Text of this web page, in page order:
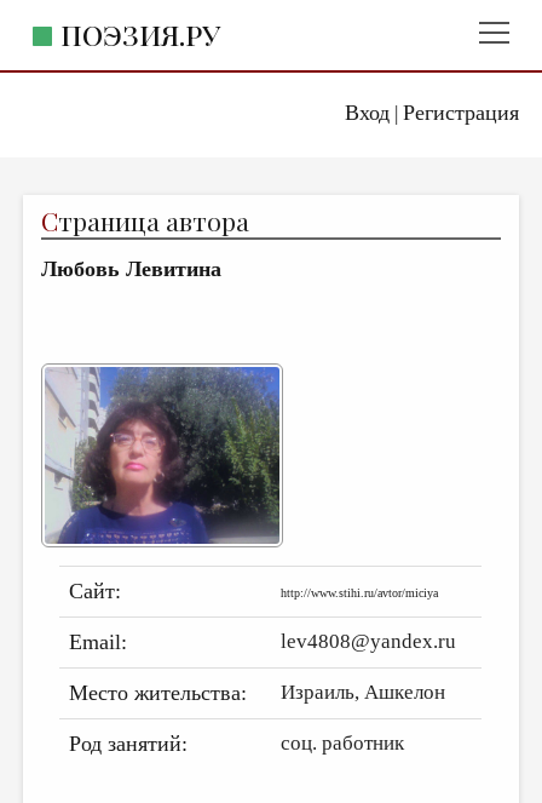
Вход| Регистрация
ПОЭЗИЯ.РУ
ЖАНРЫ
АВТОРЫ
ЛИТСАЛОН
НОВОСТИ
ПРАВИЛА САЙТА
ОТДЕЛЫ И РУБРИКИ
ИЗБРАННОЕ
ДАЙДЖЕСТ
ПРОИЗВЕДЕНИЯ
ПЕРЕВОДЫ
КОНКУРСЫ
ДЕТСКАЯ КОМНАТА
Страница автора
Любовь Левитина
Сайт: http://www.stihi.ru/avtor/miciya
Email: lev4808@yandex.ru
Место жительства: Израиль, Ашкелон
Род занятий: соц. работник